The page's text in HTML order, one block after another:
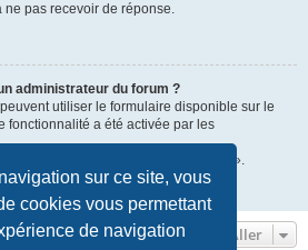
sur ce site, vous
cookies vous permettant
de navigation
pas recevoir de réponse.
administrateur du forum ?
utiliser le formulaire disponible sur le
fonctionnalité a été activée par les
également utiliser le lien « L’équipe ».
Aller